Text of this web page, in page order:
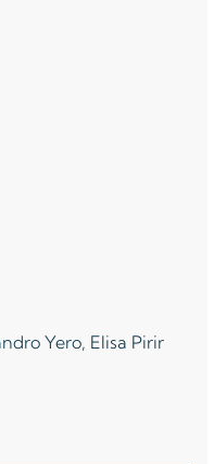
Yero, Elisa Pirir